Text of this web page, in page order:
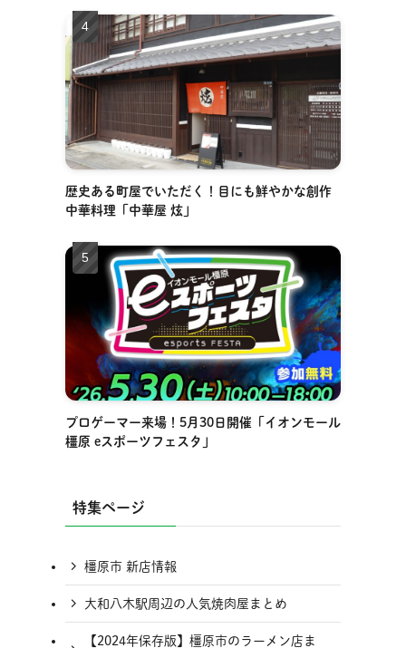
歴史ある町屋でいただく！目にも鮮やかな創作
中華料理「中華屋 炫」
プロゲーマー来場！5月30日開催「イオンモール
橿原 eスポーツフェスタ」
特集ページ
橿原市 新店情報
大和八木駅周辺の人気焼肉屋まとめ
【2024年保存版】橿原市のラーメン店ま